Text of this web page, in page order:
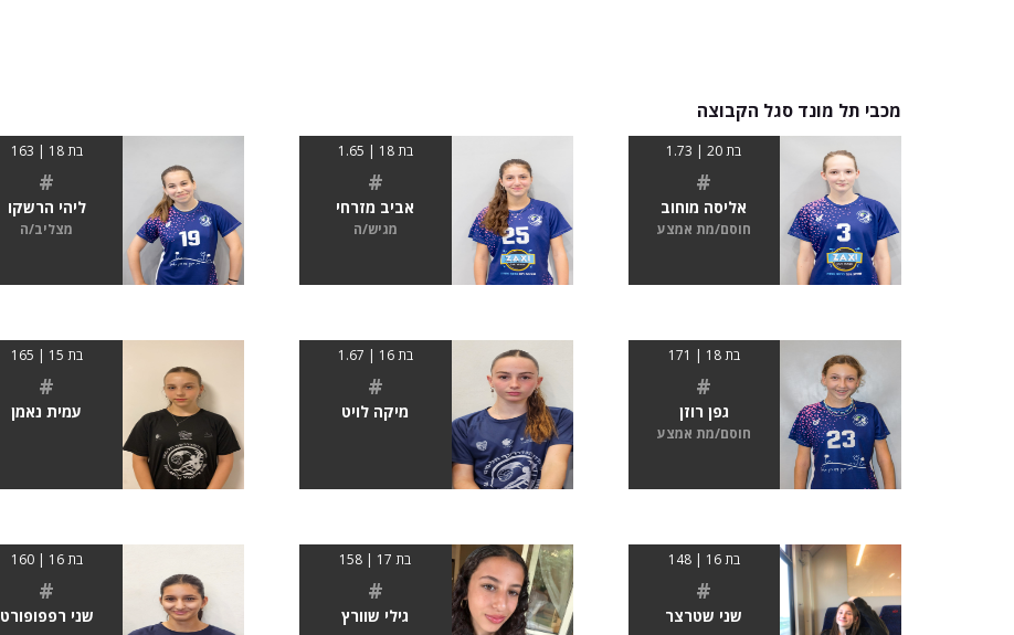
מכבי תל מונד סגל הקבוצה
בת 20 | 1.73
#
אליסה מוחוב
חוסם/מת אמצע
בת 18 | 1.65
#
אביב מזרחי
מגיש/ה
בת 18 | 163
#
ליהי הרשקו
מצליב/ה
בת 18 | 171
#
גפן רוזן
חוסם/מת אמצע
בת 16 | 1.67
#
מיקה לויט
בת 15 | 165
#
עמית נאמן
בת 16 | 148
#
שני שטרצר
בת 17 | 158
#
גילי שוורץ
בת 16 | 160
#
שני רפפופורט